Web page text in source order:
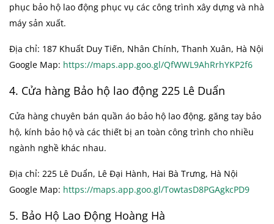
phục bảo hộ lao động phục vụ các công trình xây dựng và nhà
máy sản xuất.
Địa chỉ: 187 Khuất Duy Tiến, Nhân Chính, Thanh Xuân, Hà Nội
Google Map: https://maps.app.goo.gl/QfWWL9AhRrhYKP2f6
4. Cửa hàng Bảo hộ lao động 225 Lê Duẩn
Cửa hàng chuyên bán quần áo bảo hộ lao động, găng tay bảo
hộ, kính bảo hộ và các thiết bị an toàn công trình cho nhiều
ngành nghề khác nhau.
Địa chỉ: 225 Lê Duẩn, Lê Đại Hành, Hai Bà Trưng, Hà Nội
Google Map: https://maps.app.goo.gl/TowtasD8PGAgkcPD9
5. Bảo Hộ Lao Động Hoàng Hà